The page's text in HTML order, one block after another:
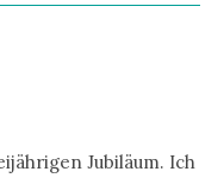
Jubiläum. Ich